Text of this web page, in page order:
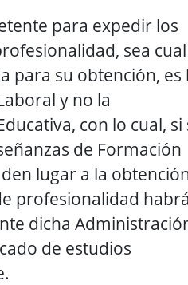
para expedir los
sea cual
para su obtención, es
y no la
con lo cual, si
de Formación
lugar a la
profesionalidad
dicha
de estudios